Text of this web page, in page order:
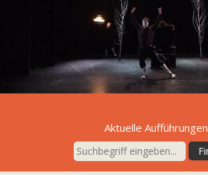
Aktuelle Aufführungen